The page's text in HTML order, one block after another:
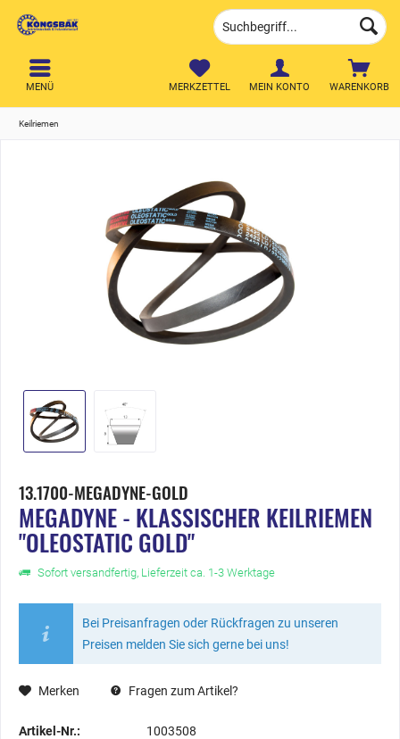
WARENKORB
MERKZETTEL MEIN KONTO
MENÜ
Keilriemen
13.1700-MEGADYNE-GOLD
MEGADYNE - KLASSISCHER KEILRIEMEN
"OLEOSTATIC GOLD"
Sofort versandfertig, Lieferzeit ca. 1-3 Werktage
Bei Preisanfragen oder Rückfragen zu unseren
Preisen melden Sie sich gerne bei uns!
Merken Fragen zum Artikel?
Artikel-Nr.: 1003508